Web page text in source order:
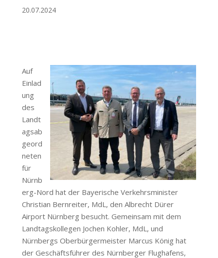
20.07.2024
Auf
Einlad
ung
des
Landt
agsab
geord
neten
für
Nürnb
erg-Nord hat der Bayerische Verkehrsminister
Christian Bernreiter, MdL, den Albrecht Dürer
Airport Nürnberg besucht. Gemeinsam mit dem
Landtagskollegen Jochen Kohler, MdL, und
Nürnbergs Oberbürgermeister Marcus König hat
der Geschäftsführer des Nürnberger Flughafens,